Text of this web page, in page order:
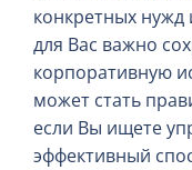
конкретных нужд
для Вас важно
корпоративную
может стать
если Вы ищете
эффективный